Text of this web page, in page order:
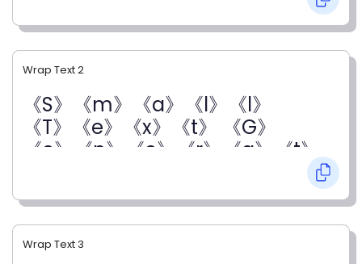
Wrap Text 2
《S》《m》《a》《l》《l》
《T》《e》《x》《t》 《G》
《e》《n》《e》《r》《a》《t》
Wrap Text 3